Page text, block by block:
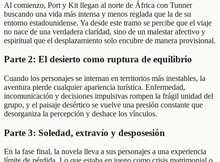
Al comienzo, Port y Kit llegan al norte de África con Tunner
buscando una vida más intensa y menos reglada que la de su
entorno estadounidense. Ya desde este tramo se percibe que el viaje
no nace de una verdadera claridad, sino de un malestar afectivo y
espiritual que el desplazamiento solo encubre de manera provisional.
Parte 2: El desierto como ruptura de equilibrio
Cuando los personajes se internan en territorios más inestables, la
aventura pierde cualquier apariencia turística. Enfermedad,
incomunicación y decisiones impulsivas rompen la frágil unidad del
grupo, y el paisaje desértico se vuelve una presión constante que
desorganiza la percepción y deshace los vínculos.
Parte 3: Soledad, extravío y desposesión
En la fase final, la novela lleva a sus personajes a una experiencia